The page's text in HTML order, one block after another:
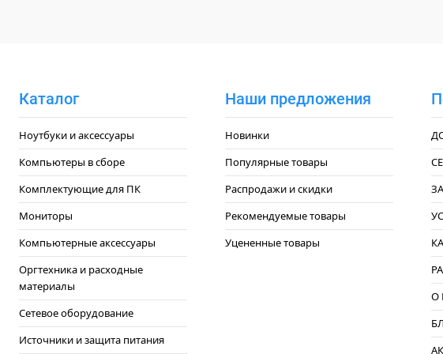
Каталог
Ноутбуки и аксессуары
Компьютеры в сборе
Комплектующие для ПК
Мониторы
Компьютерные аксессуары
Оргтехника и расходные
материалы
Сетевое оборудование
Источники и защита питания
Наши предложения
Новинки
Популярные товары
Распродажи и скидки
Рекомендуемые товары
Уцененные товары
О